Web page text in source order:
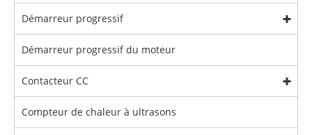
Démarreur progressif
Démarreur progressif du moteur
Contacteur CC
Compteur de chaleur à ultrasons